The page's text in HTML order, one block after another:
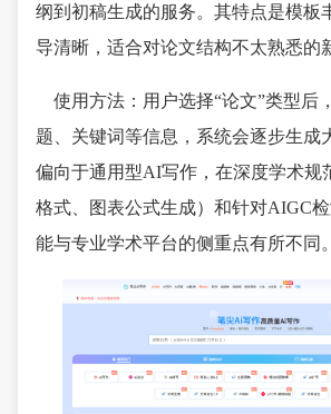
纲到初稿生成的服务。其特点是模板
导清晰，适合对论文结构不太熟悉的
使用方法：用户选择“论文”类型后
题、关键词等信息，系统会逐步生成
偏向于通用型AI写作，在深度学术规
格式、图表公式生成）和针对AIGC
能与专业学术平台的侧重点有所不同。